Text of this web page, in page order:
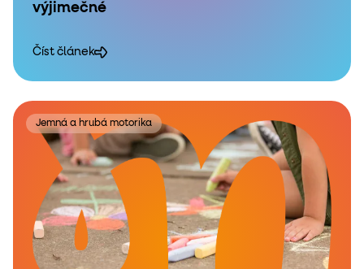
výjimečné
Číst článek
Jemná a hrubá motorika